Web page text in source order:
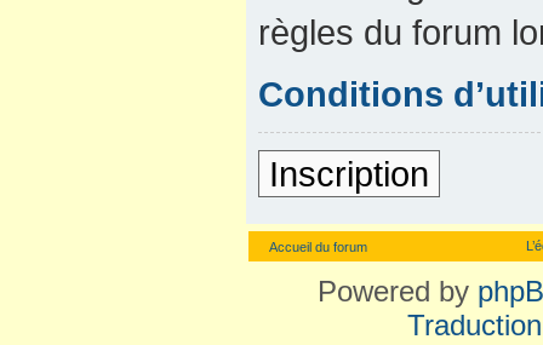
règles du forum
Conditions
Inscription
Accueil du forum
Powered by